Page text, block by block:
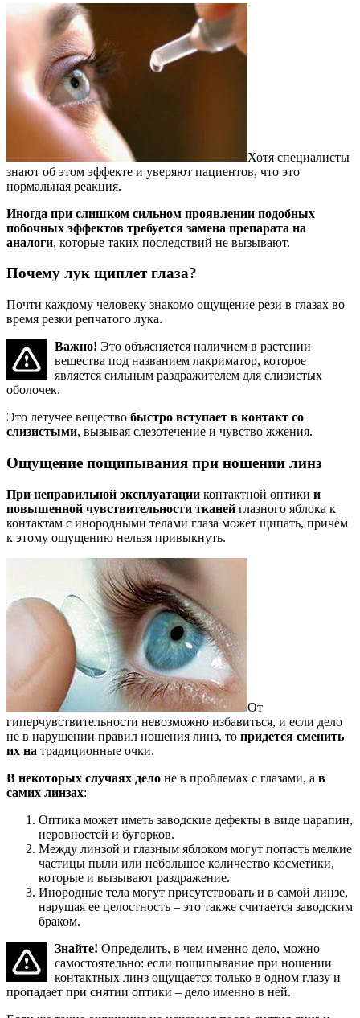
Хотя специалисты
знают об этом эффекте и уверяют пациентов, что это
нормальная реакция.
Иногда при слишком сильном проявлении подобных
побочных эффектов требуется замена препарата на
аналоги, которые таких последствий не вызывают.
Почему лук щиплет глаза?
Почти каждому человеку знакомо ощущение рези в глазах во
время резки репчатого лука.
Важно! Это объясняется наличием в растении
вещества под названием лакриматор, которое
является сильным раздражителем для слизистых
оболочек.
Это летучее вещество быстро вступает в контакт со
слизистыми, вызывая слезотечение и чувство жжения.
Ощущение пощипывания при ношении линз
При неправильной эксплуатации контактной оптики и
повышенной чувствительности тканей глазного яблока к
контактам с инородными телами глаза может щипать, причем
к этому ощущению нельзя привыкнуть.
От
гиперчувствительности невозможно избавиться, и если дело
не в нарушении правил ношения линз, то придется сменить
их на традиционные очки.
В некоторых случаях дело не в проблемах с глазами, а в
самих линзах:
Оптика может иметь заводские дефекты в виде царапин,
неровностей и бугорков.
Между линзой и глазным яблоком могут попасть мелкие
частицы пыли или небольшое количество косметики,
которые и вызывают раздражение.
Инородные тела могут присутствовать и в самой линзе,
нарушая ее целостность – это также считается заводским
браком.
Знайте! Определить, в чем именно дело, можно
самостоятельно: если пощипывание при ношении
контактных линз ощущается только в одном глазу и
пропадает при снятии оптики – дело именно в ней.